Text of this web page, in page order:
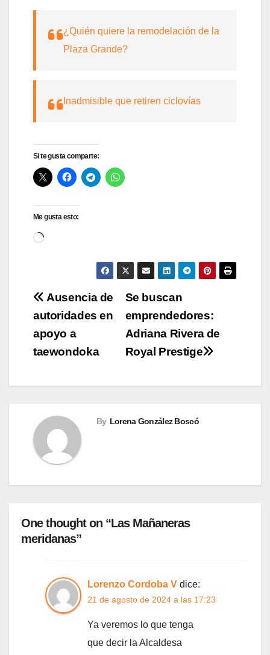
¿Quién quiere la remodelación de la
Plaza Grande?
Inadmisible que retiren ciclovías
Si te gusta comparte:
Me gusta esto:
Cargando...
Navegación
de
entradas
Se buscan
emprendedores:
Adriana Rivera de
Royal Prestige
Ausencia de
autoridades en
apoyo a
taewondoka
By Lorena González Boscó
One thought on “Las Mañaneras
meridanas”
Lorenzo Cordoba V dice:
21 de agosto de 2024 a las 17:23
Ya veremos lo que tenga
que decir la Alcaldesa